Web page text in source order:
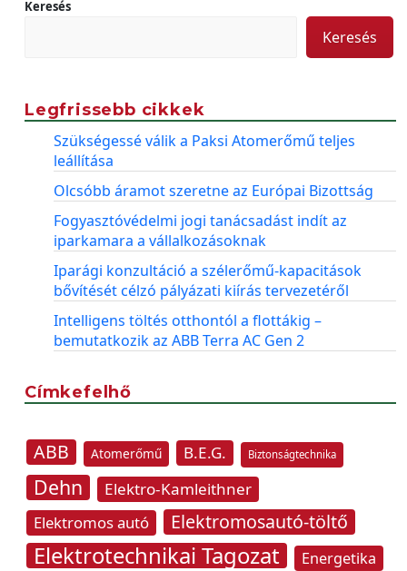
Keresés
Keresés
Legfrissebb cikkek
Szükségessé válik a Paksi Atomerőmű teljes
leállítása
Olcsóbb áramot szeretne az Európai Bizottság
Fogyasztóvédelmi jogi tanácsadást indít az
iparkamara a vállalkozásoknak
Iparági konzultáció a szélerőmű-kapacitások
bővítését célzó pályázati kiírás tervezetéről
Intelligens töltés otthontól a flottákig –
bemutatkozik az ABB Terra AC Gen 2
Címkefelhő
ABB Atomerőmű B.E.G. Biztonságtechnika
Dehn
Elektro-Kamleithner
Elektromos autó
Elektromosautó-töltő
Elektrotechnikai Tagozat Energetika